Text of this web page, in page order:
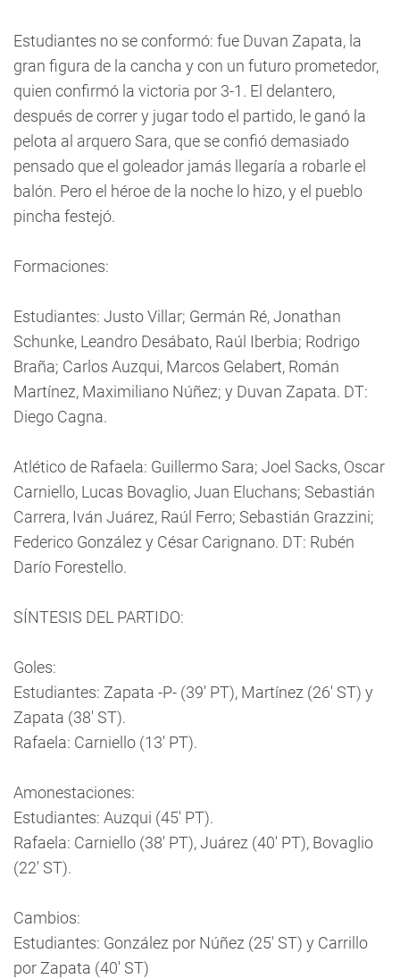
Estudiantes no se conformó: fue Duvan Zapata, la
gran figura de la cancha y con un futuro prometedor,
quien confirmó la victoria por 3-1. El delantero,
después de correr y jugar todo el partido, le ganó la
pelota al arquero Sara, que se confió demasiado
pensado que el goleador jamás llegaría a robarle el
balón. Pero el héroe de la noche lo hizo, y el pueblo
pincha festejó.
Formaciones:
Estudiantes: Justo Villar; Germán Ré, Jonathan
Schunke, Leandro Desábato, Raúl Iberbia; Rodrigo
Braña; Carlos Auzqui, Marcos Gelabert, Román
Martínez, Maximiliano Núñez; y Duvan Zapata. DT:
Diego Cagna.
Atlético de Rafaela: Guillermo Sara; Joel Sacks, Oscar
Carniello, Lucas Bovaglio, Juan Eluchans; Sebastián
Carrera, Iván Juárez, Raúl Ferro; Sebastián Grazzini;
Federico González y César Carignano. DT: Rubén
Darío Forestello.
SÍNTESIS DEL PARTIDO:
Goles:
Estudiantes: Zapata -P- (39' PT), Martínez (26' ST) y
Zapata (38' ST).
Rafaela: Carniello (13' PT).
Amonestaciones:
Estudiantes: Auzqui (45' PT).
Rafaela: Carniello (38' PT), Juárez (40' PT), Bovaglio
(22' ST).
Cambios:
Estudiantes: González por Núñez (25' ST) y Carrillo
por Zapata (40' ST)